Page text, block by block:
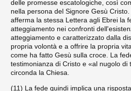
delle promesse escatologiche, così
nella persona del Signore Gesù
afferma la stessa Lettera agli Ebrei la
atteggiamento nei confronti
at­teggiamento e caratterizzato dalla
propria volontà e a offrire la propria
come ha fatto Gesù sulla croce. La
testimonianza di Cristo e «al nugolo di
circonda la Chiesa.
(11) La fede quindi implica una